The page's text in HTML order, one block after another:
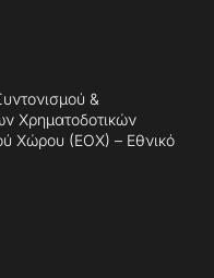
&
Χρηματοδοτικών
Χώρου (ΕΟΧ) – Εθνικό